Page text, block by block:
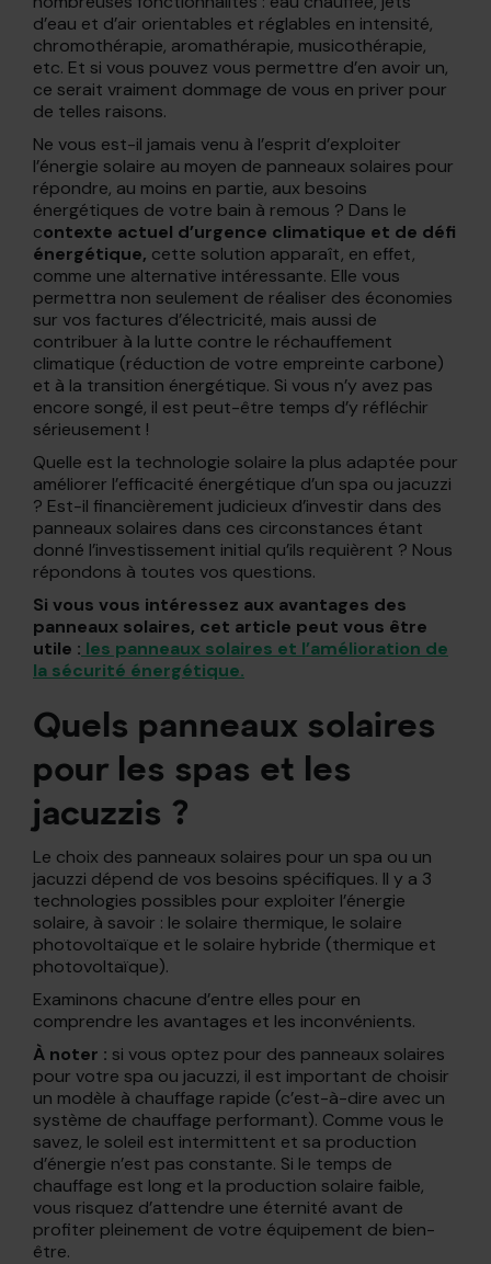
d’eau et d’air orientables et réglables en intensité,
chromothérapie, aromathérapie, musicothérapie,
etc. Et si vous pouvez vous permettre d’en avoir un,
ce serait vraiment dommage de vous en priver pour
de telles raisons.
Ne vous est-il jamais venu à l’esprit d’exploiter
l’énergie solaire au moyen de panneaux solaires pour
répondre, au moins en partie, aux besoins
énergétiques de votre bain à remous ? Dans le
contexte actuel d’urgence climatique et de défi
énergétique, cette solution apparaît, en effet,
comme une alternative intéressante. Elle vous
permettra non seulement de réaliser des économies
sur vos factures d’électricité, mais aussi de
contribuer à la lutte contre le réchauffement
climatique (réduction de votre empreinte carbone)
et à la transition énergétique. Si vous n’y avez pas
encore songé, il est peut-être temps d’y réfléchir
sérieusement !
Quelle est la technologie solaire la plus adaptée pour
améliorer l’efficacité énergétique d’un spa ou jacuzzi
? Est-il financièrement judicieux d’investir dans des
panneaux solaires dans ces circonstances étant
donné l’investissement initial qu’ils requièrent ? Nous
répondons à toutes vos questions.
Si vous vous intéressez aux avantages des
panneaux solaires, cet article peut vous être
utile : les panneaux solaires et l’amélioration de
la sécurité énergétique.
Quels panneaux solaires
pour les spas et les
jacuzzis ?
Le choix des panneaux solaires pour un spa ou un
jacuzzi dépend de vos besoins spécifiques. Il y a 3
technologies possibles pour exploiter l’énergie
solaire, à savoir : le solaire thermique, le solaire
photovoltaïque et le solaire hybride (thermique et
photovoltaïque).
Examinons chacune d’entre elles pour en
comprendre les avantages et les inconvénients.
À noter : si vous optez pour des panneaux solaires
pour votre spa ou jacuzzi, il est important de choisir
un modèle à chauffage rapide (c’est-à-dire avec un
système de chauffage performant). Comme vous le
savez, le soleil est intermittent et sa production
d’énergie n’est pas constante. Si le temps de
chauffage est long et la production solaire faible,
vous risquez d’attendre une éternité avant de
profiter pleinement de votre équipement de bien-
être.